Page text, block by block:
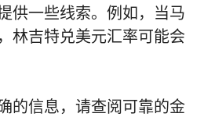
供一些线索。例如，当马
林吉特兑美元汇率可能会
的信息，请查阅可靠的金